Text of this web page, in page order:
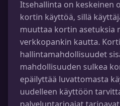
Itsehallinta on keskeinen
kortin käyttöä, sillä
muuttaa kortin asetuksia
verkkopankin kautta.
hallintamahdollisuudet
mahdollisuuden sulkea
epäilyttää luvattomasta
uudelleen käyttöön